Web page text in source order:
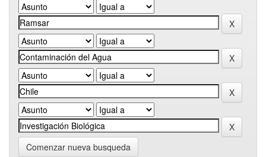
Comenzar nueva busqueda